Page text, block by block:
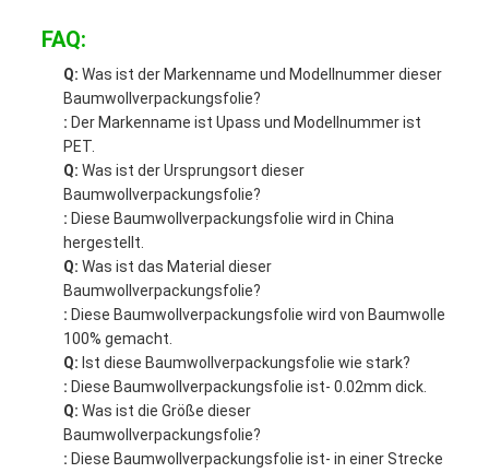
FAQ:
Q: Was ist der Markenname und Modellnummer dieser
Baumwollverpackungsfolie?
: Der Markenname ist Upass und Modellnummer ist
PET.
Q: Was ist der Ursprungsort dieser
Baumwollverpackungsfolie?
: Diese Baumwollverpackungsfolie wird in China
hergestellt.
Q: Was ist das Material dieser
Baumwollverpackungsfolie?
: Diese Baumwollverpackungsfolie wird von Baumwolle
100% gemacht.
Q: Ist diese Baumwollverpackungsfolie wie stark?
: Diese Baumwollverpackungsfolie ist- 0.02mm dick.
Q: Was ist die Größe dieser
Baumwollverpackungsfolie?
: Diese Baumwollverpackungsfolie ist- in einer Strecke